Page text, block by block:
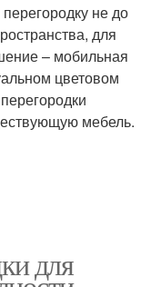
не до
для
– мобильная
цветовом
мебель.
для